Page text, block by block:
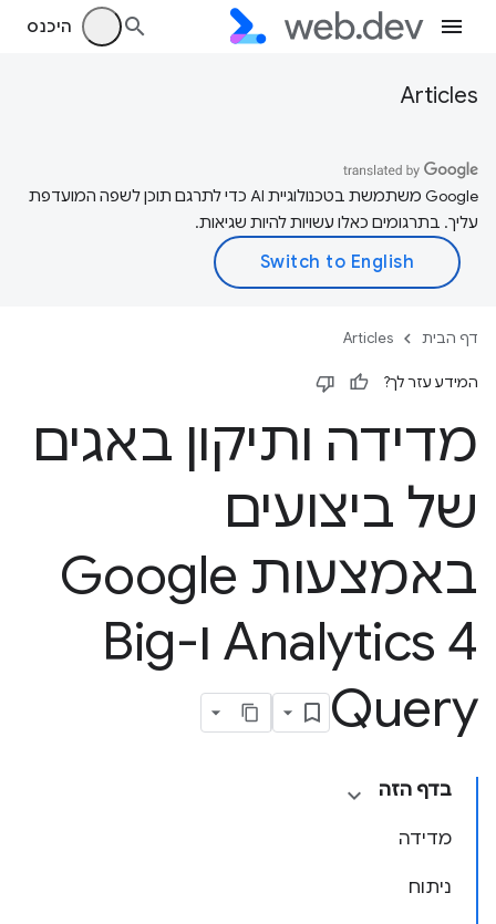
היכנס
Articles
‫Google משתמשת בטכנולוגיית AI כדי לתרגם תוכן לשפה המועדפת
עליך. בתרגומים כאלו עשויות להיות שגיאות.
דף הבית Articles
המידע עזר לך?
מדידה ותיקון באגים
של ביצועים
באמצעות Google
Analytics 4 ו-Big
Query
בדף הזה
מדידה
ניתוח